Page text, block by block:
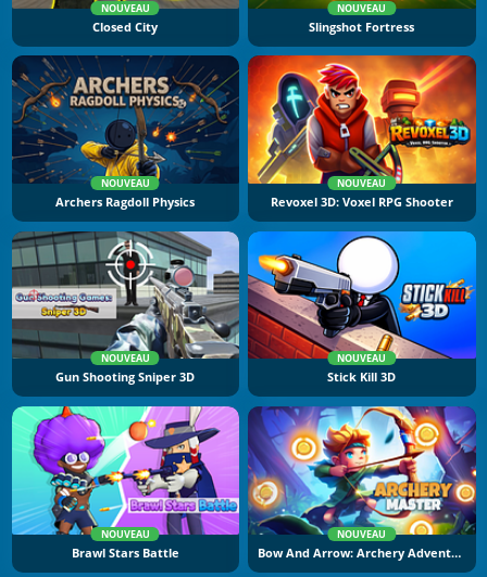
NOUVEAU
Closed City
NOUVEAU
Slingshot Fortress
NOUVEAU
Archers Ragdoll Physics
NOUVEAU
Revoxel 3D: Voxel RPG Shooter
NOUVEAU
Gun Shooting Sniper 3D
NOUVEAU
Stick Kill 3D
NOUVEAU
Brawl Stars Battle
NOUVEAU
Bow And Arrow: Archery Adventure